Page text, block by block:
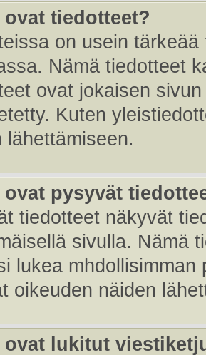
ovat tiedotteet?
on usein
Nämä tiedotteet
ovat jokaisen
Kuten
lähettämiseen.
ovat pysyvät
tiedotteet näkyvät
sivulla. Nämä
lukea
oikeuden näiden
ovat lukitut